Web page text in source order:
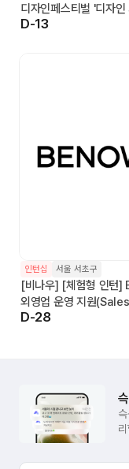
디자인페스티벌 '디자인
즈' 모집
D-13
인턴십 서울 서초구
[비나우] [체험형 인턴]
외영업 운영 지원(Sales
Operations
D-28